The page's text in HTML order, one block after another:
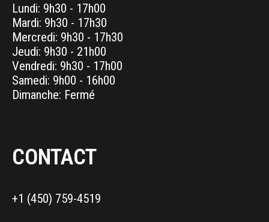
Lundi: 9h30 - 17h00
Mardi: 9h30 - 17h30
Mercredi: 9h30 - 17h30
Jeudi: 9h30 - 21h00
Vendredi: 9h30 - 17h00
Samedi: 9h00 - 16h00
Dimanche: Fermé
CONTACT
+1 (450) 759-4519